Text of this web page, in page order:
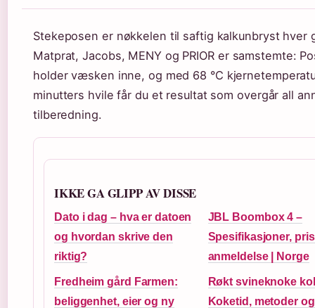
Stekeposen er nøkkelen til saftig kalkunbryst hver
Matprat, Jacobs, MENY og PRIOR er samstemte:
holder væsken inne, og med 68 °C
minutters hvile får du et resultat som overgår all
tilberedning.
IKKE GA GLIPP AV DISSE
Dato i dag – hva er datoen
og hvordan skrive den
riktig?
JBL Boombox 4 –
Spesifikasjoner,
anmeldelse | Norge
Fredheim gård Farmen:
beliggenhet, eier og ny
Røkt svineknoke
Koketid, metoder